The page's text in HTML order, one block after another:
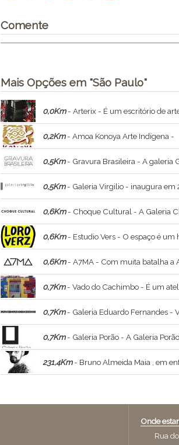
Comente
Mais Opções em "São Paulo"
0,0Km- Arterix - É um escritório de
0,2Km- Amoa Konoya Arte Indígena -
0,5Km- Gravura Brasileira - A galeria Gravura Brasileira foi fundada em 1998 por Alberto Fuks e
0,5Km- Galeria Virgilio - inaugura em 2002 a Galeria Virgílio, que se apresenta no mercado de arte
0,6Km- Choque Cultural - A Galeria Choque
0,6Km- Estudio Vers - O espaço é um
0,6Km- A7MA - Com muita batalha a
0,7Km- Vado do Cachimbo - É um
0,7Km- Galeria Eduardo Fernandes - Valorizar a produção
0,7Km- Galeria Porão - A Galeria Porão
231,4Km- Bruno Almeida Maia , em entrevista para o GuiaDasArtes - Bruno Almeida
Onde
Rua